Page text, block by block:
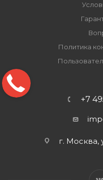
Политика
+7
г. Москва,